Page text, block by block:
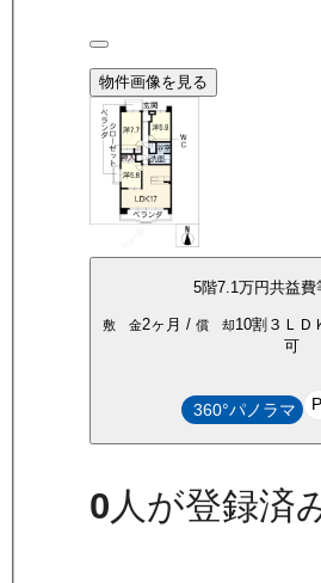
物件画像を見る
5階7.1万円共益費
敷 金2ヶ月 / 償 却10割 ３ＬＤ
可
360°パノラマ
0 人が登録済